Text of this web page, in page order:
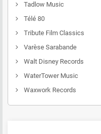
Tadlow Music
Télé 80
Tribute Film Classics
Varèse Sarabande
Walt Disney Records
WaterTower Music
Waxwork Records